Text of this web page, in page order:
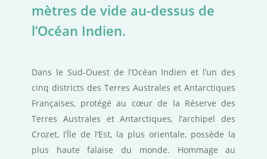
mètres de vide au-dessus de
l’Océan Indien.
Dans le Sud-Ouest de l’Océan Indien et l’un des
cinq districts des Terres Australes et Antarctiques
Françaises, protégé au cœur de la Réserve des
Terres Australes et Antarctiques, l’archipel des
Crozet, l’Île de l’Est, la plus orientale, possède la
plus haute falaise du monde. Hommage au